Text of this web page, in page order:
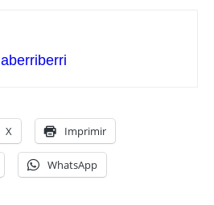
aberriberri
X Imprimir
WhatsApp